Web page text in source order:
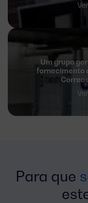
Um grupo
fornecimento
Para que